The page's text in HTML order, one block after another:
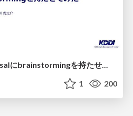
1 200